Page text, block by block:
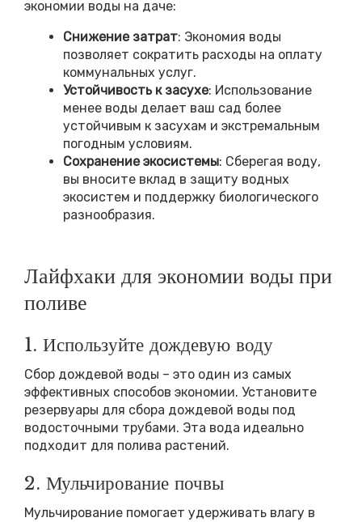
экономии воды на даче:
Снижение затрат: Экономия воды
позволяет сократить расходы на оплату
коммунальных услуг.
Устойчивость к засухе: Использование
менее воды делает ваш сад более
устойчивым к засухам и экстремальным
погодным условиям.
Сохранение экосистемы: Сберегая воду,
вы вносите вклад в защиту водных
экосистем и поддержку биологического
разнообразия.
Лайфхаки для экономии воды при
поливе
1. Используйте дождевую воду
Сбор дождевой воды – это один из самых
эффективных способов экономии. Установите
резервуары для сбора дождевой воды под
водосточными трубами. Эта вода идеально
подходит для полива растений.
2. Мульчирование почвы
Мульчирование помогает удерживать влагу в